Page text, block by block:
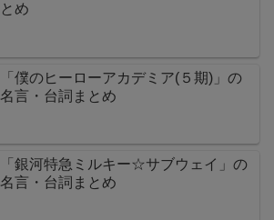
とめ
「僕のヒーローアカデミア(５期)」の
名言・台詞まとめ
「銀河特急ミルキー☆サブウェイ」の
名言・台詞まとめ